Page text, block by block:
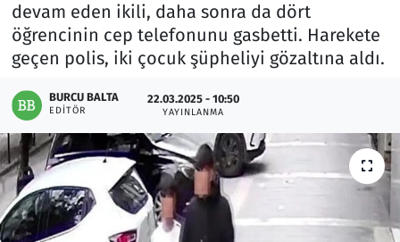
devam eden ikili, daha sonra da dört
öğrencinin cep telefonunu gasbetti. Harekete
geçen polis, iki çocuk şüpheliyi gözaltına aldı.
BURCU BALTA
EDITÖR
22.03.2025 - 10:50
YAYINLANMA
Memur ve Kamu
Ramazan
Resmi İlanlar